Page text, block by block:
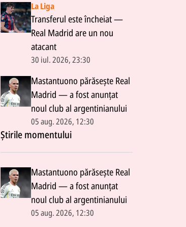
La Liga
Transferul este încheiat —
Real Madrid are un nou
atacant
30 iul. 2026, 23:30
Mastantuono părăsește Real
Madrid — a fost anunțat
noul club al argentinianului
05 aug. 2026, 12:30
Știrile momentului
Mastantuono părăsește Real
Madrid — a fost anunțat
noul club al argentinianului
05 aug. 2026, 12:30